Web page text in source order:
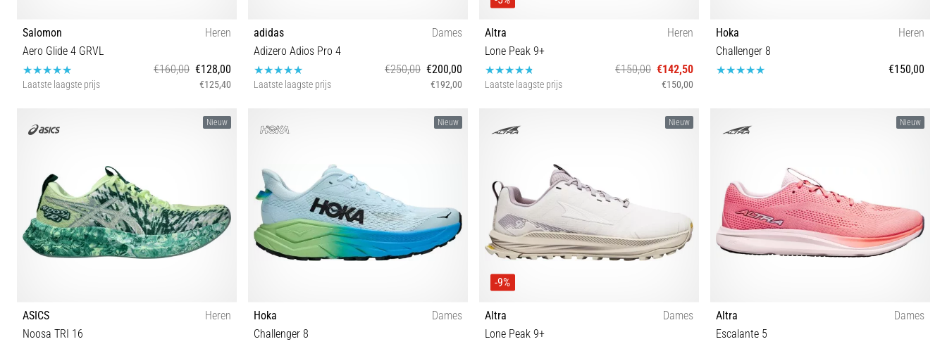
Salomon
Heren
Aero Glide 4 GRVL
€160,00 €128,00
Laatste laagste prijs €125,40
adidas
Dames
Adizero Adios Pro 4
€250,00 €200,00
Laatste laagste prijs €192,00
Altra
Heren
Lone Peak 9+
€150,00 €142,50
Laatste laagste prijs €150,00
Hoka
Heren
Challenger 8
€150,00
40⅔ 42 42⅔ 43⅓ 44 44⅔ 45⅓ 46 46⅔
Nieuw
ASICS
Heren
Noosa TRI 16
Nieuw
Hoka
Dames
Challenger 8
Nieuw
-9%
Altra
Dames
Lone Peak 9+
Nieuw
Altra
Dames
Escalante 5